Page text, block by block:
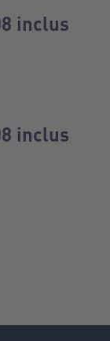
inclus
inclus